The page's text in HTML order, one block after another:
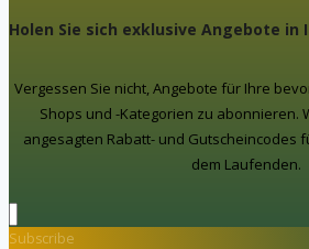
Holen Sie sich exklusive Angebote in
Vergessen Sie nicht, Angebote für Ihre
Shops und -Kategorien zu abonnieren.
angesagten Rabatt- und Gutscheincodes
dem Laufenden.
Subscribe